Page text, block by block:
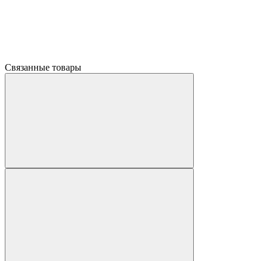
Связанные товары